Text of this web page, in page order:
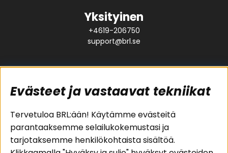
Yksityinen
+4619-206750
support@brl.se
Suositut sivut
Pakettiratkaisut
Autostereot
Asiakaspalvelu
Evästeet
Huolto- ja
Evästeet ja vastaavat tekniikat
Tervetuloa BRL:ään! Käytämme evästeitä
parantaaksemme selailukokemustasi ja
tarjotaksemme henkilökohtaista sisältöä.